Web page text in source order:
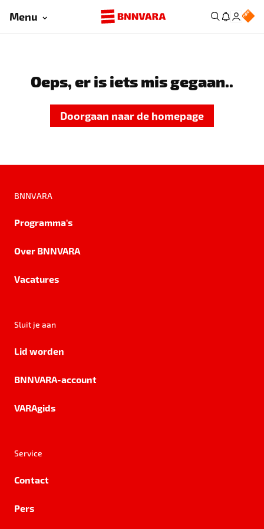
Menu
Oeps, er is iets mis gegaan..
Doorgaan naar de homepage
BNNVARA
Programma's
Over BNNVARA
Vacatures
Sluit je aan
Lid worden
BNNVARA-account
VARAgids
Service
Contact
Pers